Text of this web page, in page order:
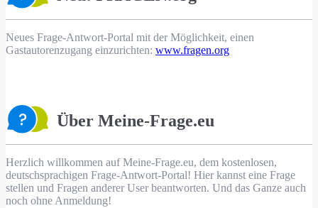
Neues Frage-Antwort-Portal mit der Möglichkeit, einen
Gastautorenzugang einzurichten: www.fragen.org
Über Meine-Frage.eu
Herzlich willkommen auf Meine-Frage.eu, dem kostenlosen,
deutschsprachigen Frage-Antwort-Portal! Hier kannst eine Frage
stellen und Fragen anderer User beantworten. Und das Ganze auch
noch ohne Anmeldung!